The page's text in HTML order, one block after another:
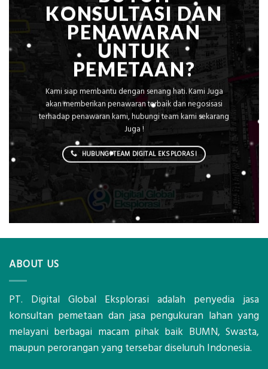
KONSULTASI DAN
PENAWARAN
UNTUK
PEMETAAN?
Kami siap membantu dengan senang hati. Kami Juga
akan memberikan penawaran terbaik dan negosisasi
terhadap penawaran kami, hubungi team kami sekarang
Juga !
HUBUNGI TEAM DIGITAL EKSPLORASI
ABOUT US
PT. Digital Global Eksplorasi adalah penyedia jasa
konsultan pemetaan dan jasa pengukuran lahan yang
melayani berbagai macam pihak baik BUMN, Swasta,
maupun perorangan yang tersebar diseluruh Indonesia.